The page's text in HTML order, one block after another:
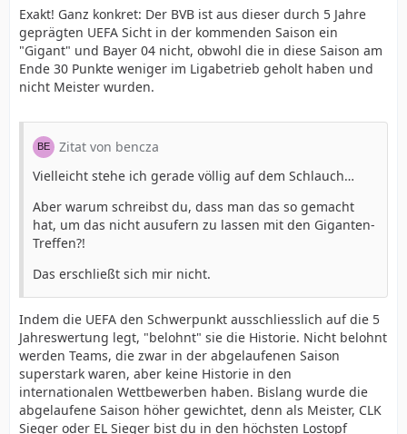
Exakt! Ganz konkret: Der BVB ist aus dieser durch 5 Jahre
geprägten UEFA Sicht in der kommenden Saison ein
"Gigant" und Bayer 04 nicht, obwohl die in diese Saison am
Ende 30 Punkte weniger im Ligabetrieb geholt haben und
nicht Meister wurden.
Zitat von bencza
Vielleicht stehe ich gerade völlig auf dem Schlauch…
Aber warum schreibst du, dass man das so gemacht
hat, um das nicht ausufern zu lassen mit den Giganten-
Treffen?!
Das erschließt sich mir nicht.
Indem die UEFA den Schwerpunkt ausschliesslich auf die 5
Jahreswertung legt, "belohnt" sie die Historie. Nicht belohnt
werden Teams, die zwar in der abgelaufenen Saison
superstark waren, aber keine Historie in den
internationalen Wettbewerben haben. Bislang wurde die
abgelaufene Saison höher gewichtet, denn als Meister, CLK
Sieger oder EL Sieger bist du in den höchsten Lostopf